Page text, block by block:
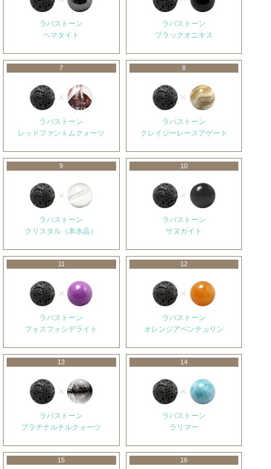
ラバストーン
ヘマタイト
ラバストーン
ブラックオニキス
7
ラバストーン
レッドファントムクォーツ
8
ラバストーン
クレイジーレースアゲート
9
ラバストーン
クリスタル（本水晶）
10
ラバストーン
サヌカイト
11
ラバストーン
フォスフォシデライト
12
ラバストーン
オレンジアベンチュリン
13
ラバストーン
プラチナルチルクォーツ
14
ラバストーン
ラリマー
15 16